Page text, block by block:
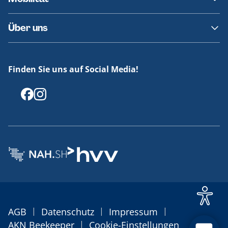
Fundsachen
Häufige Fragen
Barrierefreies Reisen
Erklärung Barrierefreiheit
Über uns
Offenlegungen
Finden Sie uns auf Social Media!
AGB | Datenschutz | Impressum |
AKN Beekeeper | Cookie-Einstellungen